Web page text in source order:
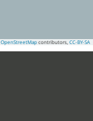
OpenStreetMap contributors, CC-BY-SA